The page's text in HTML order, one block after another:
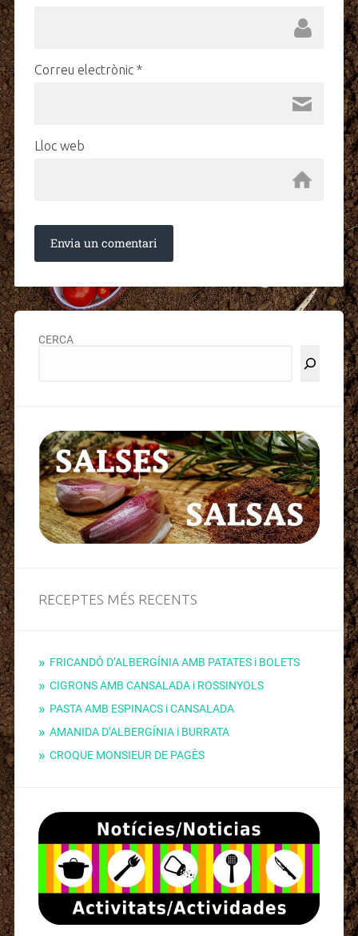
Correu electrònic *
Lloc web
CERCA
RECEPTES MÉS RECENTS
FRICANDÓ D’ALBERGÍNIA AMB PATATES i BOLETS
CIGRONS AMB CANSALADA i ROSSINYOLS
PASTA AMB ESPINACS i CANSALADA
AMANIDA D’ALBERGÍNIA i BURRATA
CROQUE MONSIEUR DE PAGÈS